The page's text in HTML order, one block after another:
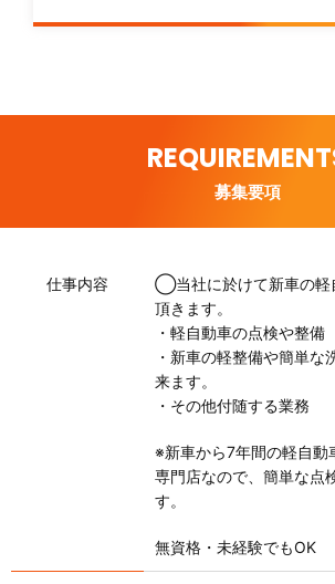
募集要項
仕事内容
◯当社に於けて新車の軽
頂きます。
・軽自動車の点検や整備
・新車の軽整備や簡単な
来ます。
・その他付随する業務
※新車から7年間の軽自動
専門店なので、簡単な点
す。
無資格・未経験でもOK